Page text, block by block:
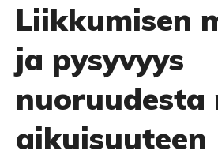
Liikkumisen
ja pysyvyys
nuoruudesta
aikuisuuteen